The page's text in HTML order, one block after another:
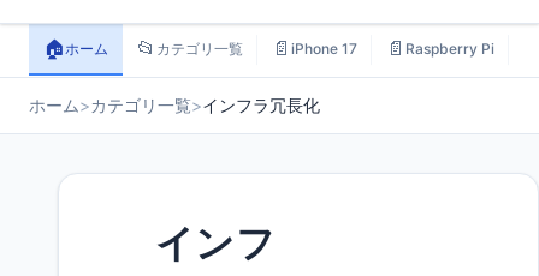
🏠ホーム 📂 カテゴリ一覧 📄 iPhone 17 📄 Raspberry Pi
ホーム>カテゴリ一覧>インフラ冗長化
インフ